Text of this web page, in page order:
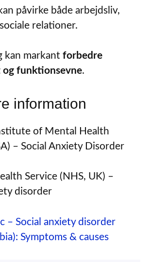
påvirke både arbejdsliv,
relationer.
kan markant forbedre
og funktionsevne.
information
of Mental Health
– Social Anxiety Disorder
Service (NHS, UK) –
disorder
– Social anxiety disorder
Symptoms & causes